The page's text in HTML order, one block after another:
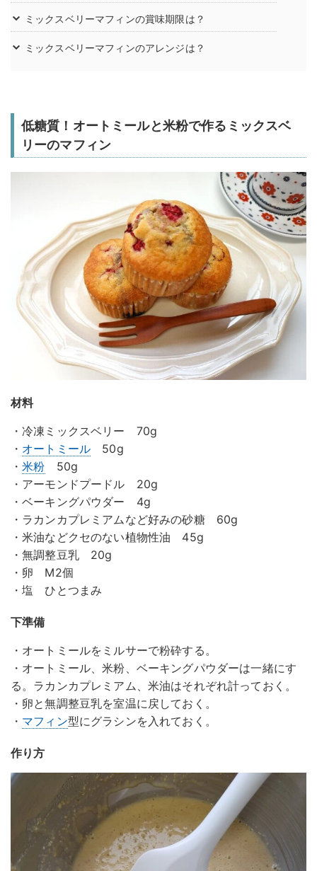
ミックスベリーマフィンの賞味期限は？
ミックスベリーマフィンのアレンジは？
低糖質！オートミールと米粉で作るミックスベ
リーのマフィン
材料
・冷凍ミックスベリー 70g
・ オートミール 50g
・米粉 50g
・アーモンドプードル 20g
・ベーキングパウダー 4g
・ラカンカプレミアムなど好みの砂糖 60g
・米油などクセのない植物性油 45g
・無調整豆乳 20g
・卵 M2個
・塩 ひとつまみ
下準備
・オートミールをミルサーで粉砕する。
・オートミール、米粉、ベーキングパウダーは一緒にす
る。ラカンカプレミアム、米油はそれぞれ計っておく。
・卵と無調整豆乳を室温に戻しておく。
・ マフィン型にグラシンを入れておく。
作り方